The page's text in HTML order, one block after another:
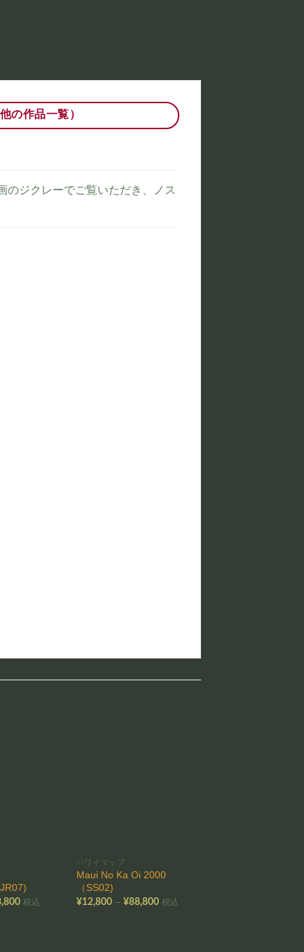
の作品一覧）
のジクレーでご覧いただき、ノス
価税込
ハワイマップ
Maui No Ka Oi 2000
（SS02)
¥12,800 – ¥88,800価税込